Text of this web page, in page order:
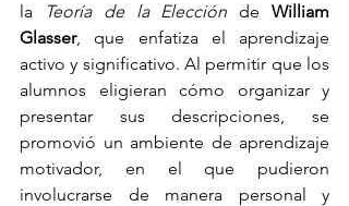
la
Teoría de la Elección de William
Glasser, que enfatiza el aprendizaje
activo y significativo. Al permitir que los
alumnos eligieran cómo organizar y
presentar sus descripciones, se
promovió un ambiente de aprendizaje
motivador, en el que pudieron
involucrarse de manera personal y